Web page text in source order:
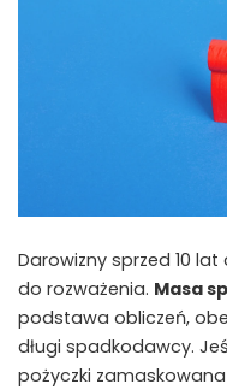
Darowizny sprzed 10
do rozważenia. Masa
podstawa obliczeń,
długi spadkodawcy.
pożyczki